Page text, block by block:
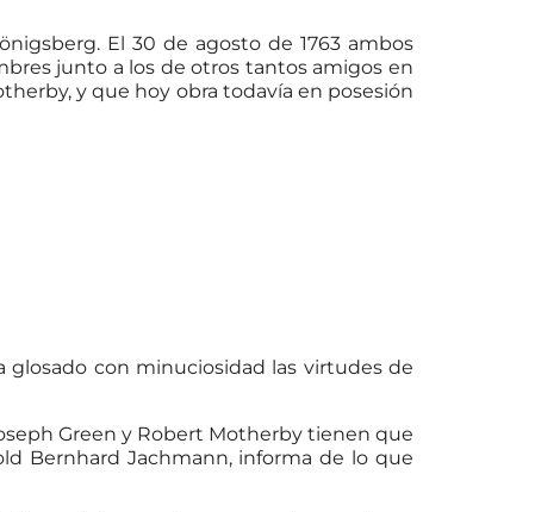
El 30 de agosto de 1763 ambos
junto a los de otros tantos amigos en
y que hoy obra todavía en posesión
glosado con minuciosidad las virtudes de
Green y Robert Motherby tienen que
Bernhard Jachmann, informa de lo que